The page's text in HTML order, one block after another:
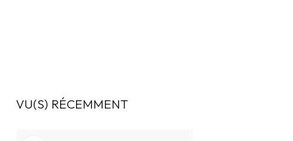
VU(S) RÉCEMMENT